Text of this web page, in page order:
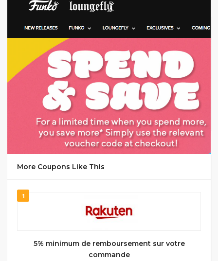
GET CODE NE15
More Coupons Like This
1
5% minimum de remboursement sur votre
commande